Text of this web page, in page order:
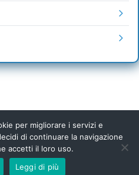
- 2024 © Michela
per migliorare i servizi e
di continuare la navigazione
accetti il loro uso.
Leggi di più